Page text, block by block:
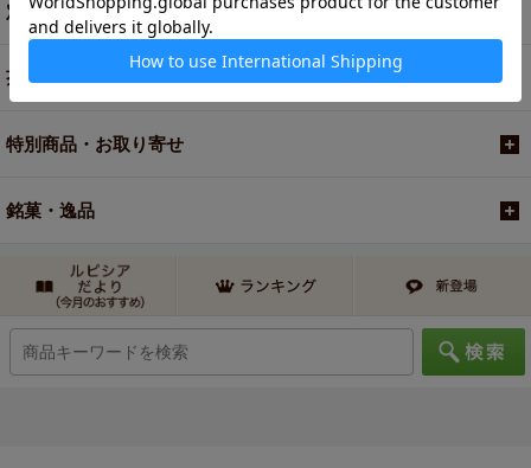
定期便
茶器・オリジナルグッズ
特別商品・お取り寄せ
銘菓・逸品